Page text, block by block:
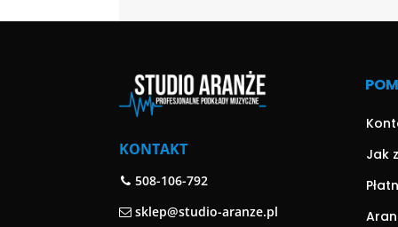
KONTAKT
508-106-792
sklep@studio-aranze.pl
Jak